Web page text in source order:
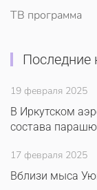
ТВ программа
Последние
19 февраля 2025
В Иркутском
состава
17 февраля 2025
Вблизи мыса